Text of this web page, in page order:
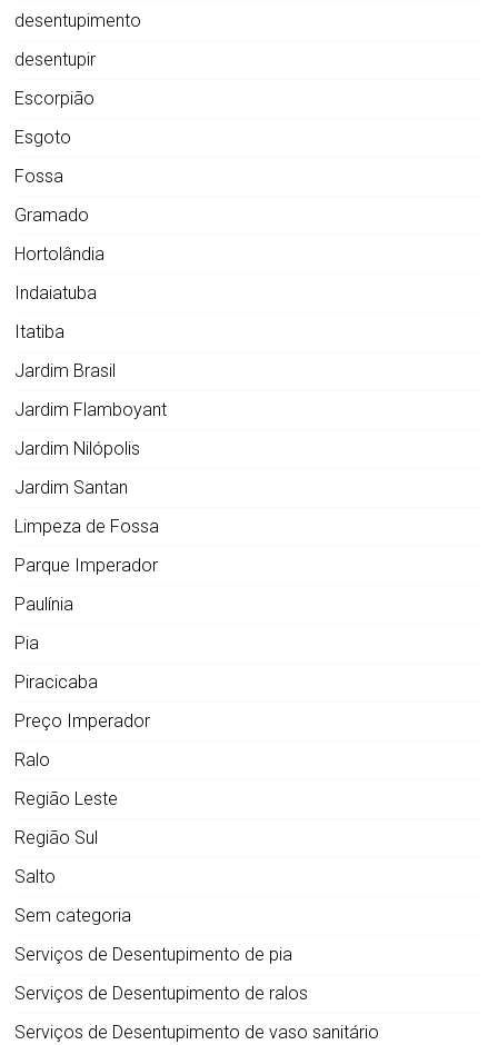
desentupimento
desentupir
Escorpião
Esgoto
Fossa
Gramado
Hortolândia
Indaiatuba
Itatiba
Jardim Brasil
Jardim Flamboyant
Jardim Nilópolis
Jardim Santan
Limpeza de Fossa
Parque Imperador
Paulínia
Pia
Piracicaba
Preço Imperador
Ralo
Região Leste
Região Sul
Salto
Sem categoria
Serviços de Desentupimento de pia
Serviços de Desentupimento de ralos
Serviços de Desentupimento de vaso sanitário